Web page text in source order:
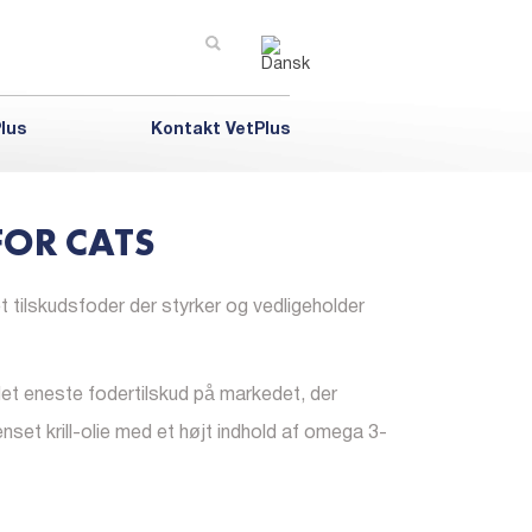
Kontakt VetPlus
CATS
tilskudsfoder der styrker og vedligeholder
eneste fodertilskud på markedet, der
krill-olie med et højt indhold af omega 3-